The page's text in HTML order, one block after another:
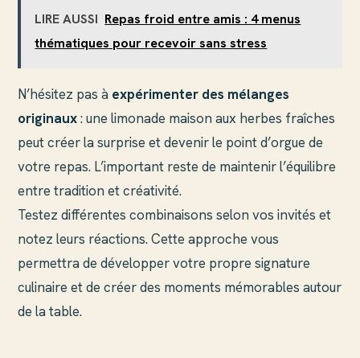
LIRE AUSSI Repas froid entre amis : 4 menus
thématiques pour recevoir sans stress
N’hésitez pas à expérimenter des mélanges
originaux: une limonade maison aux herbes fraîches
peut créer la surprise et devenir le point d’orgue de
votre repas. L’important reste de maintenir l’équilibre
entre tradition et créativité.
Testez différentes combinaisons selon vos invités et
notez leurs réactions. Cette approche vous
permettra de développer votre propre signature
culinaire et de créer des moments mémorables autour
de la table.